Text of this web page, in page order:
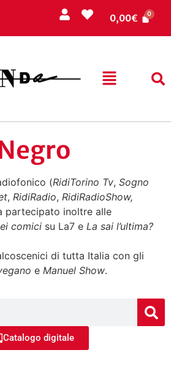
0,00€
(RidiTorino Tv, Sogno
, RidiRadio, RidiRadioShow,
partecipato inoltre alle
comici su La7 e La sai l’ultima?
di tutta Italia con gli
e Manuel Show.
Catalogo digitale